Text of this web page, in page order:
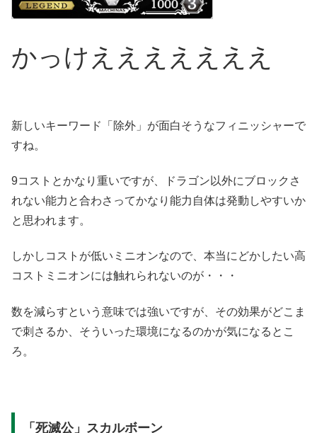
かっけえええええええ
新しいキーワード「除外」が面白そうなフィニッシャーで
すね。
9コストとかなり重いですが、ドラゴン以外にブロックさ
れない能力と合わさってかなり能力自体は発動しやすいか
と思われます。
しかしコストが低いミニオンなので、本当にどかしたい高
コストミニオンには触れられないのが・・・
数を減らすという意味では強いですが、その効果がどこま
で刺さるか、そういった環境になるのかが気になるとこ
ろ。
「死滅公」スカルボーン